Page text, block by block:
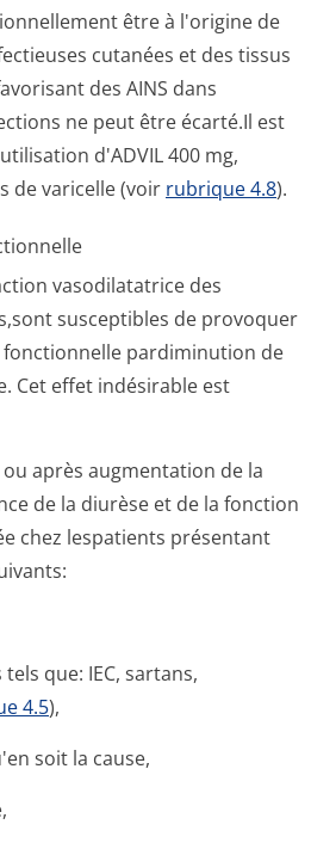
être à l'origine de
cutanées et des tissus
des AINS dans
ne peut être écarté.Il est
d'ADVIL 400 mg,
de varicelle (voir rubrique 4.8).
vasodilatatrice des
susceptibles de provoquer
pardiminution de
Cet effet indésirable est
après augmentation de la
de la diurèse et de la fonction
chez lespatients présentant
que: IEC, sartans,
4.5),
soit la cause,